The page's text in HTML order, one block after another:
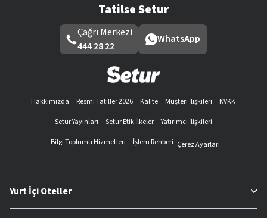
Tatilse Setur
Çağrı Merkezi
444 28 22
WhatsApp
Hakkımızda Resmi Tatiller 2026 Kalite Müşteri İlişkileri
KVKK
Setur Yayınları
Setur Etik İlkeler
Yatırımcı İlişkileri
Bilgi Toplumu Hizmetleri
İşlem Rehberi Çerez Ayarları
Yurt İçi Oteller